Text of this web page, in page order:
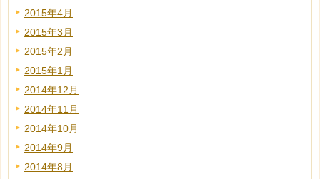
2015年4月
2015年3月
2015年2月
2015年1月
2014年12月
2014年11月
2014年10月
2014年9月
2014年8月